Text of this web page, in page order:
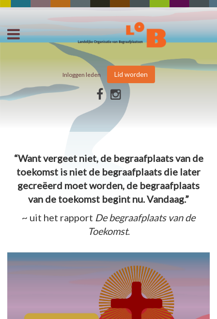
Inloggen leden Lid worden
“Want vergeet niet, de begraafplaats van de
toekomst is niet de begraafplaats die later
gecreëerd moet worden, de begraafplaats
van de toekomst begint nu. Vandaag.”
~ uit het rapport De begraafplaats van de
Toekomst.